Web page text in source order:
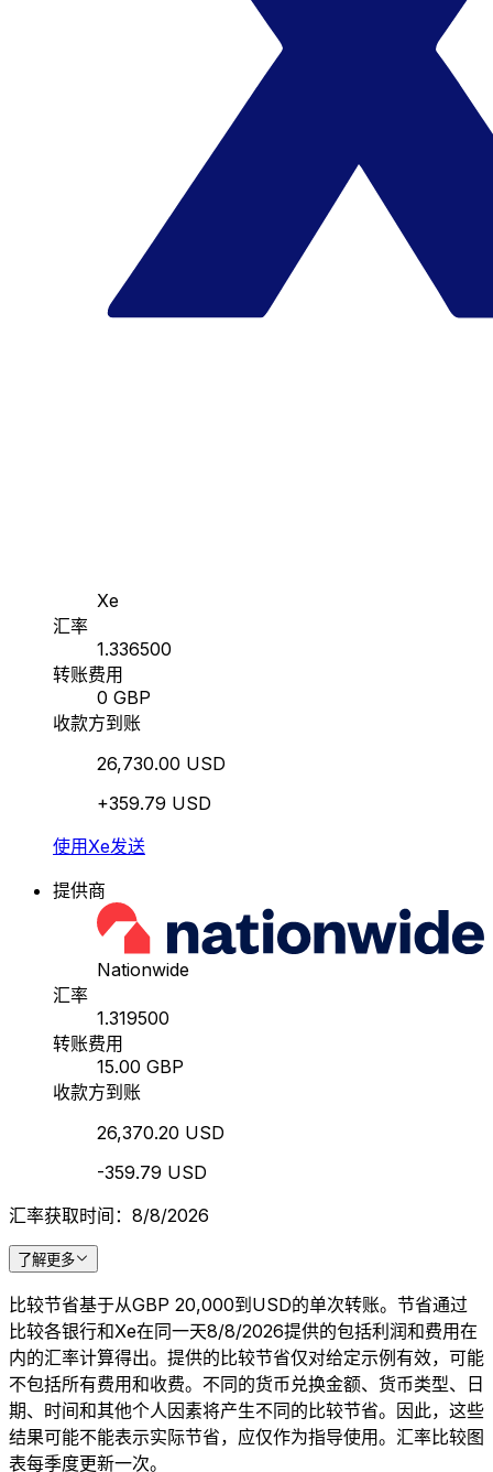
Xe
汇率
1.336500
转账费用
0 GBP
收款方到账
26,730.00 USD
+359.79 USD
使用Xe发送
提供商
Nationwide
汇率
1.319500
转账费用
15.00 GBP
收款方到账
26,370.20 USD
-359.79 USD
汇率获取时间：8/8/2026
了解更多
比较节省基于从GBP 20,000到USD的单次转账。节省通过
比较各银行和Xe在同一天8/8/2026提供的包括利润和费用在
内的汇率计算得出。提供的比较节省仅对给定示例有效，可能
不包括所有费用和收费。不同的货币兑换金额、货币类型、日
期、时间和其他个人因素将产生不同的比较节省。因此，这些
结果可能不能表示实际节省，应仅作为指导使用。汇率比较图
表每季度更新一次。